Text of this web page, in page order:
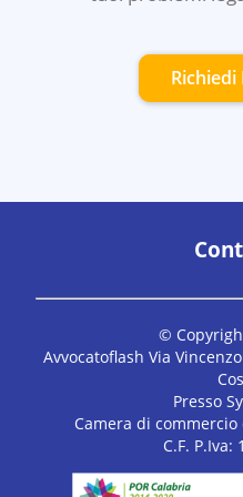
©
Avvocatoflash Via
Presso
Camera di commercio
C.F. P.Iva: